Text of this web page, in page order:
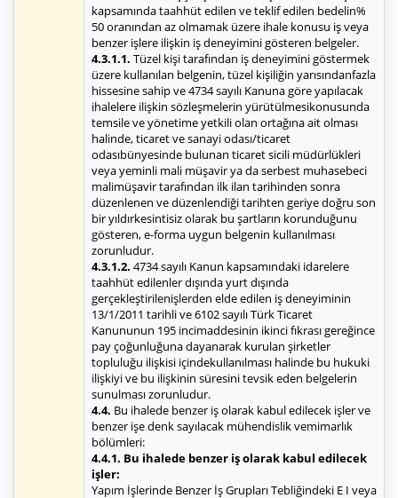
kapsamında taahhüt edilen ve teklif edilen bedelin%
50 oranından az olmamak üzere ihale konusu iş veya
benzer işlere ilişkin iş deneyimini gösteren belgeler.
4.3.1.1. Tüzel kişi tarafından iş deneyimini göstermek
üzere kullanılan belgenin, tüzel kişiliğin yarısındanfazla
hissesine sahip ve 4734 sayılı Kanuna göre yapılacak
ihalelere ilişkin sözleşmelerin yürütülmesikonusunda
temsile ve yönetime yetkili olan ortağına ait olması
halinde, ticaret ve sanayi odası/ticaret
odasıbünyesinde bulunan ticaret sicili müdürlükleri
veya yeminli mali müşavir ya da serbest muhasebeci
malimüşavir tarafından ilk ilan tarihinden sonra
düzenlenen ve düzenlendiği tarihten geriye doğru son
bir yıldırkesintisiz olarak bu şartların korunduğunu
gösteren, e-forma uygun belgenin kullanılması
zorunludur.
4.3.1.2. 4734 sayılı Kanun kapsamındaki idarelere
taahhüt edilenler dışında yurt dışında
gerçekleştirilenişlerden elde edilen iş deneyiminin
13/1/2011 tarihli ve 6102 sayılı Türk Ticaret
Kanununun 195 incimaddesinin ikinci fıkrası gereğince
pay çoğunluğuna dayanarak kurulan şirketler
topluluğu ilişkisi içindekullanılması halinde bu hukuki
ilişkiyi ve bu ilişkinin süresini tevsik eden belgelerin
sunulması zorunludur.
4.4. Bu ihalede benzer iş olarak kabul edilecek işler ve
benzer işe denk sayılacak mühendislik vemimarlık
bölümleri:
4.4.1. Bu ihalede benzer iş olarak kabul edilecek
işler:
Yapım İşlerinde Benzer İş Grupları Tebliğindeki E I veya